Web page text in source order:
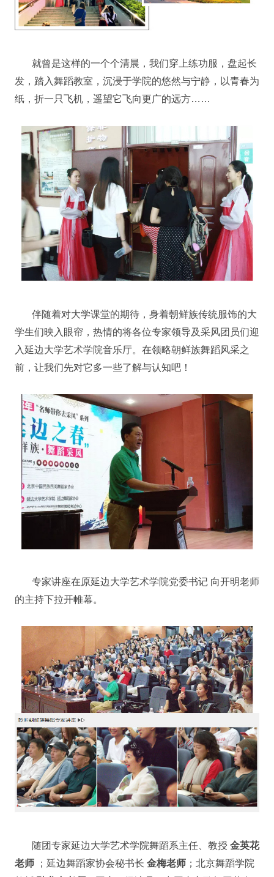
就曾是这样的一个个清晨，我们穿上练功服，盘起长
发，踏入舞蹈教室，沉浸于学院的悠然与宁静，以青春为
纸，折一只飞机，遥望它飞向更广的远方……
伴随着对大学课堂的期待，身着朝鲜族传统服饰的大
学生们映入眼帘，热情的将各位专家领导及采风团员们迎
入延边大学艺术学院音乐厅。在领略朝鲜族舞蹈风采之
前，让我们先对它多一些了解与认知吧！
专家讲座在原延边大学艺术学院党委书记 向开明老师
的主持下拉开帷幕。
随团专家延边大学艺术学院舞蹈系主任、教授 金英花
老师；延边舞蹈家协会秘书长 金梅老师；北京舞蹈学院